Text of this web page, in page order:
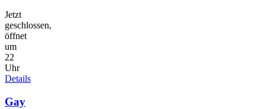
Jetzt
geschlossen,
öffnet
um
22
Uhr
Details
Gay